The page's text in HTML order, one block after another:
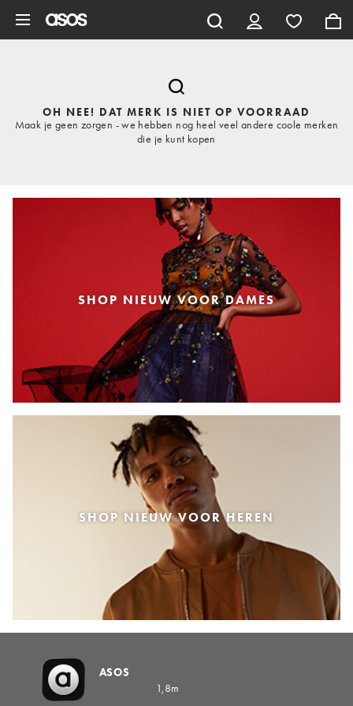
OH NEE! DAT MERK IS NIET OP VOORRAAD
Maak je geen zorgen - we hebben nog heel veel andere coole merken
die je kunt kopen
SHOP NIEUW VOOR DAMES
SHOP NIEUW VOOR HEREN
ASOS
1,8m